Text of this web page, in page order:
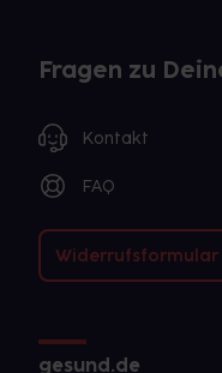
Fragen zu
Kontakt
FAQ
Widerrufsformular
gesund.de